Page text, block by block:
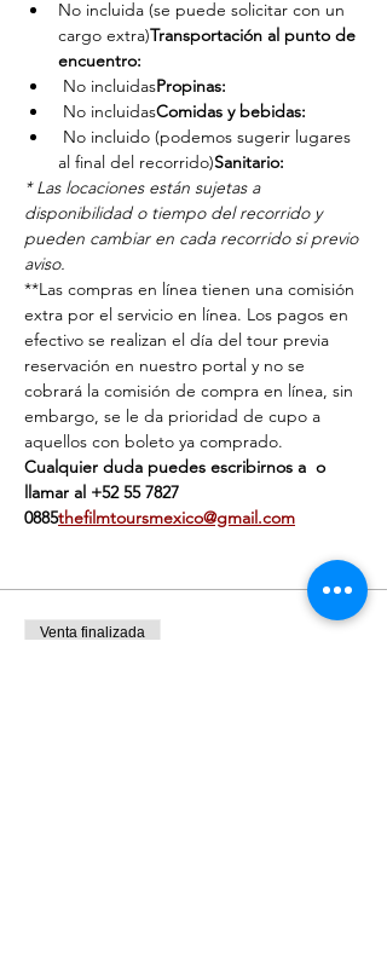
No incluida (se puede solicitar con un
cargo extra)Transportación al punto de
encuentro:
No incluidasPropinas:
No incluidasComidas y bebidas:
al final del recorrido)Sanitario:
* Las locaciones están sujetas a
disponibilidad o tiempo del recorrido y
pueden cambiar en cada recorrido si previo
aviso.
**Las compras en línea tienen una comisión
extra por el servicio en línea. Los pagos en
efectivo se realizan el día del tour previa
reservación en nuestro portal y no se
cobrará la comisión de compra en línea, sin
embargo, se le da prioridad de cupo a
aquellos con boleto ya comprado.
Cualquier duda puedes escribirnos a o
llamar al ‭+52 55 7827
0885‬thefilmtoursmexico@gmail.com
Venta finalizada